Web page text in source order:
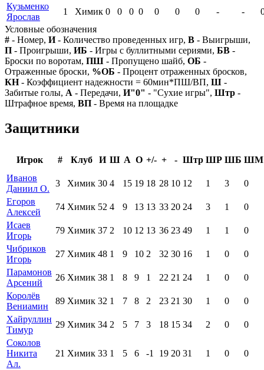
Кузьменко
Ярослав
1 Химик 0 0 0 0 0 0 0 - -
Условные обозначения
# - Номер, И- Количество проведенных игр, В - Выигрыши,
П - Проигрыши, ИБ - Игры с буллитными сериями, БВ -
Броски по воротам, ПШ - Пропущено шайб, ОБ -
Отраженные броски, %ОБ - Процент отраженных бросков,
КН- Коэффициент надежности = 60мин*ПШ/ВП, Ш -
Забитые голы, А - Передачи, И"0" - "Сухие игры", Штр -
Штрафное время, ВП - Время на площадке
Защитники
Игрок # Клуб И Ш А О +/- + - Штр ШР ШБ ШМ
Иванов
Даниил О.
3 Химик 30 4 15 19 18 28 10 12 1 3
0
Егоров
Алексей
74 Химик 52 4 9 13 13 33 20 24 3 1
0
Исаев
Игорь
79 Химик 37 2 10 12 13 36 23 49 1 1
0
Чибриков
Игорь
27 Химик 48 1 9 10 2 32 30 16 1 0
0
Парамонов
Арсений
26 Химик 38 1 8 9 1 22 21 24 1 0
0
Королёв
Вениамин
89 Химик 32 1 7 8 2 23 21 30 1 0
0
Хайруллин
Тимур
29 Химик 34 2 5 7 3 18 15 34 2 0
0
Соколов
Никита
Ал.
21 Химик 33 1 5 6 -1 19 20 31 1 0 0